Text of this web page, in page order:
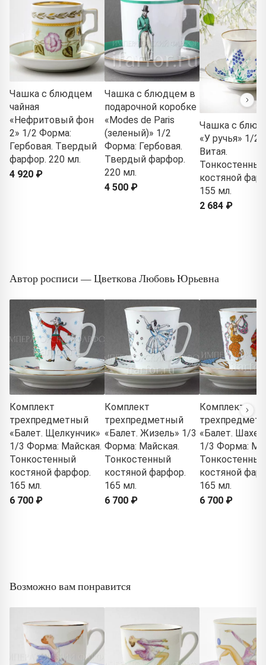
Чашка с блюдцем
чайная
«Нефритовый фон
2» 1/2 Форма:
Гербовая. Твердый
фарфор. 220 мл.
4 920 ₽
Чашка с блюдцем в
подарочной коробке
«Modes de Paris
(зеленый)» 1/2
Форма: Гербовая.
Твердый фарфор.
220 мл.
4 500 ₽
Чашка с
«У ручья» 1/2
Витая.
Тонкостенный
костяной
155 мл.
2 684 ₽
Автор росписи — Цветкова Любовь Юрьевна
Комплект
трехпредметный
«Балет. Щелкунчик»
1/3 Форма: Майская.
Тонкостенный
костяной фарфор.
165 мл.
6 700 ₽
Комплект
трехпредметный
«Балет. Жизель» 1/3
Форма: Майская.
Тонкостенный
костяной фарфор.
165 мл.
6 700 ₽
Комплект
«Балет.
1/3 Форма:
Тонкостенный
костяной
165 мл.
6 700 ₽
Возможно вам понравится